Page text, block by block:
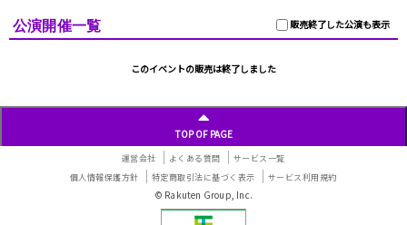
販売終了した公演も表示
公演開催一覧
このイベントの販売は終了しました
TOP OF PAGE
運営会社 よくある質問
サービス一覧
個人情報保護方針
特定商取引法に基づく表示 サービス利用規約
© Rakuten Group, Inc.